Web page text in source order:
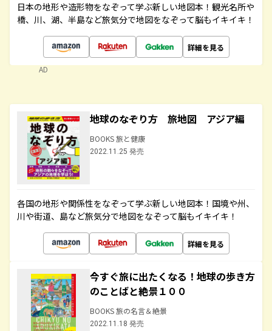
日本の地形や造形物をなぞって学ぶ新しい地図本！観光名所や
橋、川、湖、半島など旅気分で地図をなぞって脳もイキイキ！
詳細を見る
AD
地球のなぞり方 旅地図 アジア編
BOOKS 旅と健康
2022.11.25 発売
各国の地形や関係性をなぞって学ぶ新しい地図本！国境や州、
川や街道、島など旅気分で地図をなぞって脳もイキイキ！
詳細を見る
今すぐ旅に出たくなる！地球の歩き方
のことばと絶景１００
BOOKS 旅の名言＆絶景
2022.11.18 発売